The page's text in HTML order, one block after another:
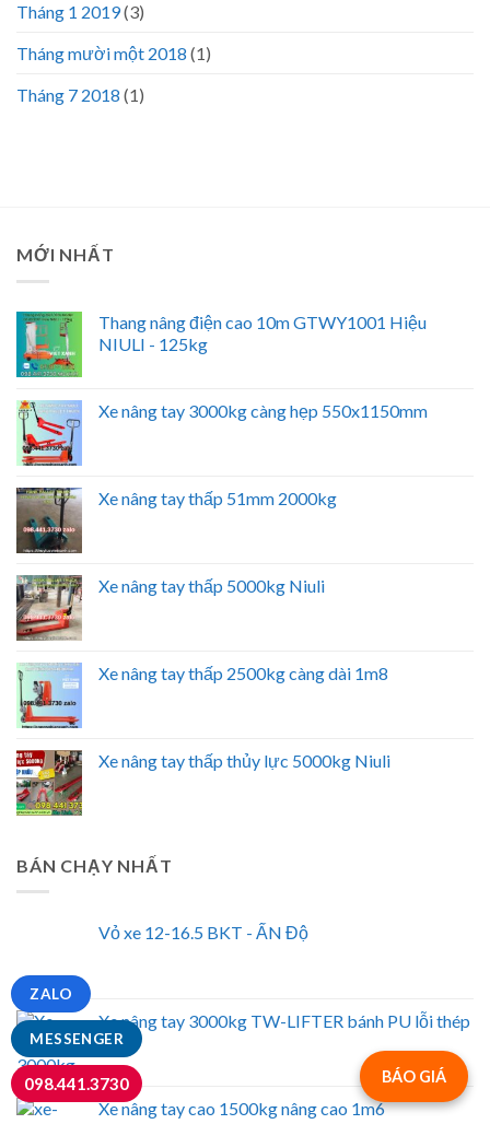
Tháng 1 2019(3)
Tháng mười một 2018 (1)
Tháng 7 2018 (1)
MỚI NHẤT
Thang nâng điện cao 10m GTWY1001 Hiệu
NIULI - 125kg
Xe nâng tay 3000kg càng hẹp 550x1150mm
Xe nâng tay thấp 51mm 2000kg
Xe nâng tay thấp 5000kg Niuli
Xe nâng tay thấp 2500kg càng dài 1m8
Xe nâng tay thấp thủy lực 5000kg Niuli
BÁN CHẠY NHẤT
Vỏ xe 12-16.5 BKT - ẤN Độ
Xe nâng tay 3000kg TW-LIFTER bánh PU lỗi thép
Xe nâng tay cao 1500kg nâng cao 1m6
BÁO GIÁ
MESSENGER
ZALO
098.441.3730